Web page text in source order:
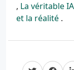
, La véritable
et la réalité .